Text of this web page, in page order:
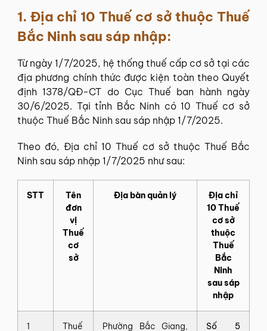
1. Địa chỉ 10 Thuế cơ sở thuộc Thuế
Bắc Ninh sau sáp nhập:
Từ ngày 1/7/2025, hệ thống thuế cấp cơ sở tại các
địa phương chính thức được kiện toàn theo Quyết
định 1378/QĐ-CT do Cục Thuế ban hành ngày
30/6/2025. Tại tỉnh Bắc Ninh có 10 Thuế cơ sở
thuộc Thuế Bắc Ninh sau sáp nhập 1/7/2025.
Theo đó, Địa chỉ 10 Thuế cơ sở thuộc Thuế Bắc
Ninh sau sáp nhập 1/7/2025 như sau:
STT
Tên
đơn
vị
Thuế
cơ
sở
Địa bàn quản lý
Địa chỉ
10 Thuế
cơ sở
thuộc
Thuế
Bắc
Ninh
sau sáp
nhập
1
Thuế
Phường Bắc Giang,
Số 5